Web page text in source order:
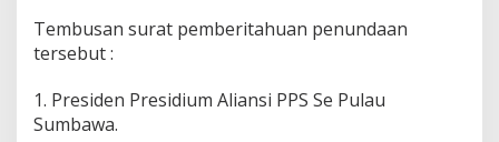
Tembusan surat pemberitahuan penundaan
tersebut :
1. Presiden Presidium Aliansi PPS Se Pulau
Sumbawa.